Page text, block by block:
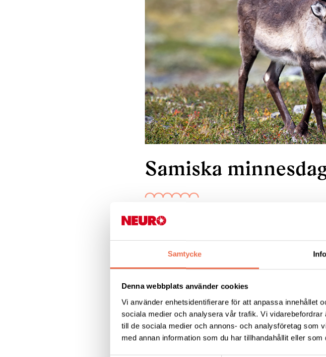
Samtycke
Denna webbplats använder cookies
Vi använder enhetsidentifierare för att anpassa innehållet
sociala medier och analysera vår trafik. Vi
till de sociala medier och annons- och analysföretag som
med annan information som du har tillhandahållit eller
Samiska
17 oktober 2025
Välkommen till Nordiska museet för att
samepolitik får inte glömmas eller gömmas.
Läs mer:och anmäl dig på Nordiska
Fri entré, men obligatorisk anmälan,